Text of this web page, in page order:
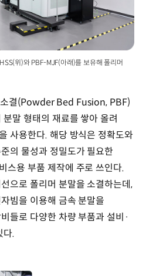
위)와 PBF-MJF(아래)를 보유해 폴리머
결(Powder Bed Fusion, PBF)
말 형태의 재료를 쌓아 올려
사용한다. 해당 방식은 정확도와
의 물성과 정밀도가 필요한
스용 부품 제작에 주로 쓰인다.
으로 폴리머 분말을 소결하는데,
빔을 이용해 금속 분말을
들로 다양한 차량 부품과 설비·
다.